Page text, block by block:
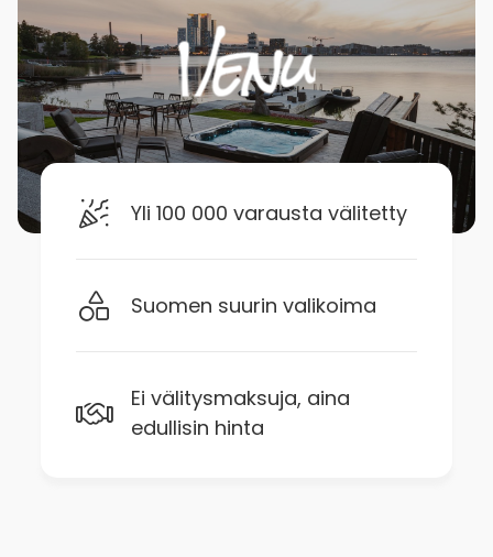
Yli 100 000 varausta välitetty
Suomen suurin valikoima
Ei välitysmaksuja, aina
edullisin hinta